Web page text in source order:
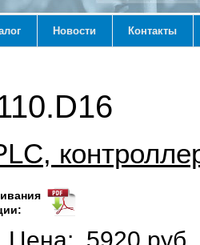
Новости Контакты
Цена: 5920 руб.